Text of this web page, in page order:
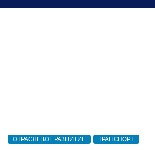
ОТРАСЛЕВОЕ РАЗВИТИЕ ТРАНСПОРТ